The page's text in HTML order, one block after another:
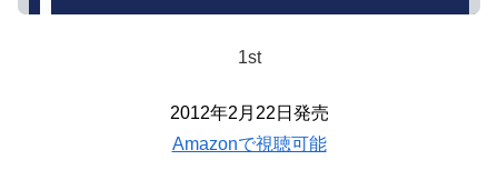
1st
2012年2月22日発売
Amazonで視聴可能